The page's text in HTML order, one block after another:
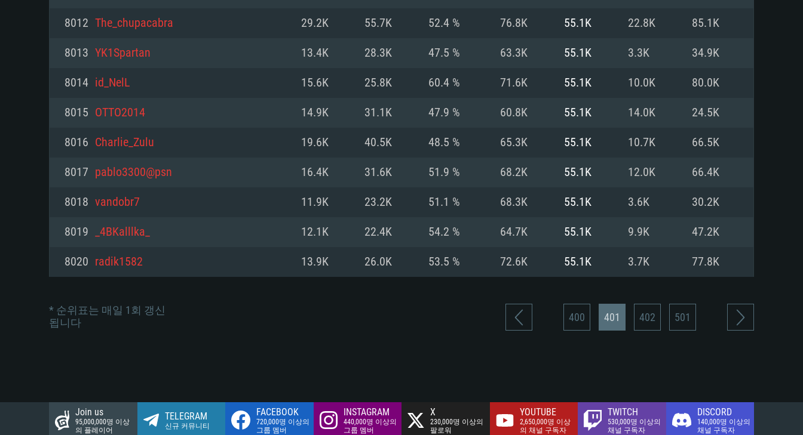
운영체제: Windows 10 (64 bit)
프로세서: 2.2 GHz 듀얼코어 이상
메모리: 4GB
그래픽 카드: DirectX 11 이상을 지원하는 AMD
해상도: 720p
네트워크: 브로드밴드 인터넷
여유 저장 공간: 22.1 GB (최소 클라이언트)
운영체제: Windows 10/11 (64 bit)
프로세서: Intel Core i5 또는 Ryzen 5 3600 이상
메모리: 16 GB 이상
그래픽 카드: DirectX 11 이상을 지원하는 Nvidia
운영체제: Mac OS Big Sur 11.0
프로세서: 최소 2.2 GHz의 Core i5 (Intel Xeon 은 지
원하지 않습니다)
(Mac), 혹은 이와 비슷한 성능을 가지는 Mac 버전
의 AMD/Nvidia. 최소 해상도: 720p
네트워크: 브로드밴드 인터넷
여유 저장 공간: 22.1 GB (최소 클라이언트)
운영체제: Mac OS Big Sur 11.0
프로세서: Core i7 (Intel Xeon 은 지원하지 않습니
네트워크: 브로드밴드 인터넷
여유 저장 공간: 62.2 GB (전체 클라이언트)
운영체제: 64bit Linux 중 최신 버전
프로세서: 2.4 GHz 듀얼코어
메모리: 4 GB
그래픽 카드: Vulkan 을 지원하고, 최신 그래픽 드라
와 동급의 성능을 가지며 최신 그래픽 드라이버를
지원하는 AMD (6개월 미만; 최소사양 지원 해상도
운영체제: Ubuntu 20.04 64bit
프로세서: Intel Core i7
메모리: 16 GB
그래픽 카드: Vulkan 을 지원하고, 최신 그래픽 드라
와 동급의 성능을 가지며 최신 그래픽 드라이버를
지원하는 AMD RX 570 (6개월 미만; 최소사양 지원
8012 The_chupacabra 29.2K 55.7K 52.4 % 76.8K 55.1K 22.8K 85.1K
8013 YK1Spartan 13.4K 28.3K 47.5 % 63.3K 55.1K 3.3K 34.9K
8014 id_NelL 15.6K 25.8K 60.4 % 71.6K 55.1K 10.0K 80.0K
8015 OTTO2014 14.9K 31.1K 47.9 % 60.8K 55.1K 14.0K 24.5K
8016 Charlie_Zulu 19.6K 40.5K 48.5 % 65.3K 55.1K 10.7K 66.5K
8017 pablo3300@psn 16.4K 31.6K 51.9 % 68.2K 55.1K 12.0K 66.4K
8018 vandobr7 11.9K 23.2K 51.1 % 68.3K 55.1K 3.6K 30.2K
8019 _4BKalllka_ 12.1K 22.4K 54.2 % 64.7K 55.1K 9.9K 47.2K
8020 radik1582 13.9K 26.0K 53.5 % 72.6K 55.1K 3.7K 77.8K
* 순위표는 매일 1회 갱신
됩니다
400 401 402 501
Join us
95,000,000명 이상
의 플레이어
TELEGRAM
신규 커뮤니티
FACEBOOK
720,000명 이상의
그룹 멤버
INSTAGRAM
440,000명 이상의
그룹 멤버
X
230,000명 이상의
팔로워
YOUTUBE
2,650,000명 이상
의 채널 구독자
TWITCH
530,000명 이상의
채널 구독자
DISCORD
140,000명 이상의
채널 구독자